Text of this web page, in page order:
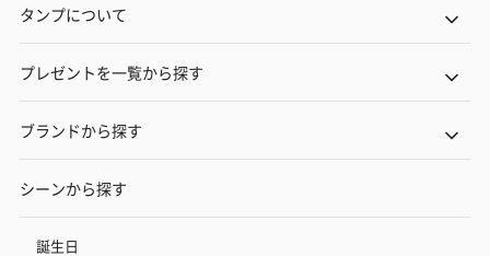
タンプについて
プレゼントを一覧から探す
ブランドから探す
シーンから探す
誕生日